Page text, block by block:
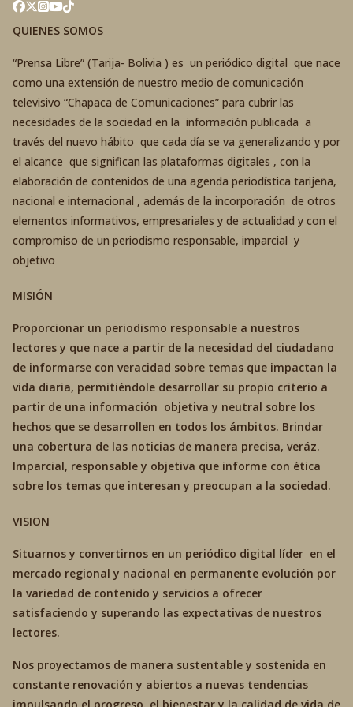
QUIENES SOMOS
“Prensa Libre” (Tarija- Bolivia ) es un periódico digital que nace
como una extensión de nuestro medio de comunicación
televisivo “Chapaca de Comunicaciones” para cubrir las
necesidades de la sociedad en la información publicada a
través del nuevo hábito que cada día se va generalizando y por
el alcance que significan las plataformas digitales , con la
elaboración de contenidos de una agenda periodística tarijeña,
nacional e internacional , además de la incorporación de otros
elementos informativos, empresariales y de actualidad y con el
compromiso de un periodismo responsable, imparcial y
objetivo
MISIÓN
Proporcionar un periodismo responsable a nuestros
lectores y que nace a partir de la necesidad del ciudadano
de informarse con veracidad sobre temas que impactan la
vida diaria, permitiéndole desarrollar su propio criterio a
partir de una información objetiva y neutral sobre los
hechos que se desarrollen en todos los ámbitos. Brindar
una cobertura de las noticias de manera precisa, veráz.
Imparcial, responsable y objetiva que informe con ética
sobre los temas que interesan y preocupan a la sociedad.
VISION
Situarnos y convertirnos en un periódico digital líder en el
mercado regional y nacional en permanente evolución por
la variedad de contenido y servicios a ofrecer
satisfaciendo y superando las expectativas de nuestros
lectores.
Nos proyectamos de manera sustentable y sostenida en
constante renovación y abiertos a nuevas tendencias